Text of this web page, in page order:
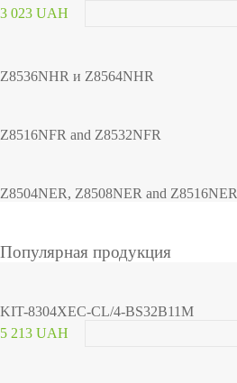
3 023 UAH
Z8536NHR и Z8564NHR
Z8516NFR and Z8532NFR
Z8504NER, Z8508NER and Z8516NER
Популярная продукция
KIT-8304XEC-CL/4-BS32B11M
5 213 UAH